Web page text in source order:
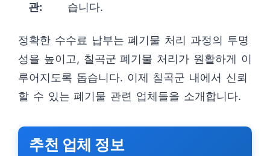
관:
습니다.
정확한 수수료 납부는 폐기물 처리 과정의 투명
성을 높이고, 칠곡군 폐기물 처리가 원활하게 이
루어지도록 돕습니다. 이제 칠곡군 내에서 신뢰
할 수 있는 폐기물 관련 업체들을 소개합니다.
추천 업체 정보